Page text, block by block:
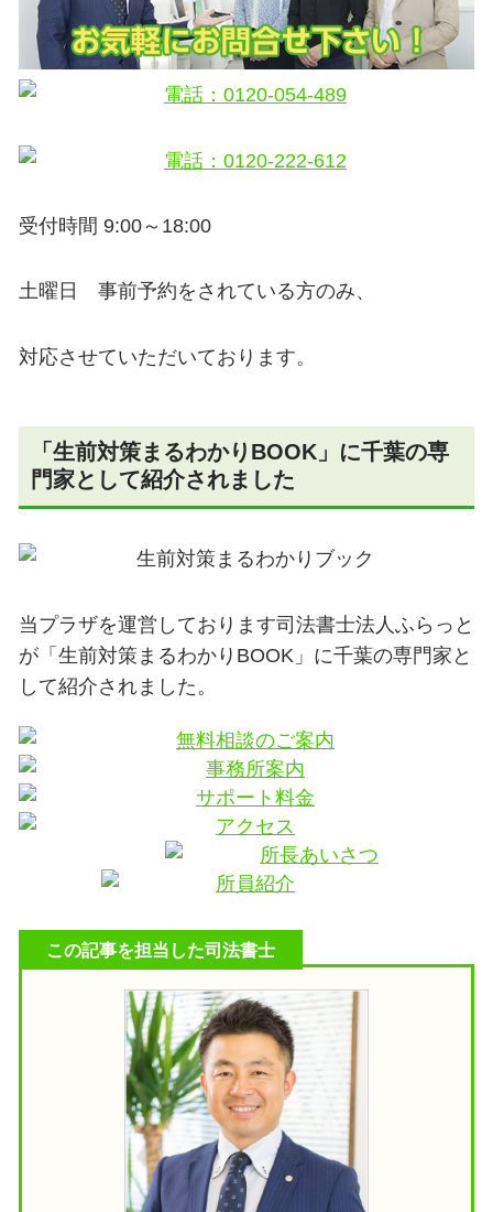
受付時間 9:00～18:00
土曜日 事前予約をされている方のみ、
対応させていただいております。
「生前対策まるわかりBOOK」に千葉の専
門家として紹介されました
当プラザを運営しております司法書士法人ふらっと
が「生前対策まるわかりBOOK」に千葉の専門家と
して紹介されました。
この記事を担当した司法書士